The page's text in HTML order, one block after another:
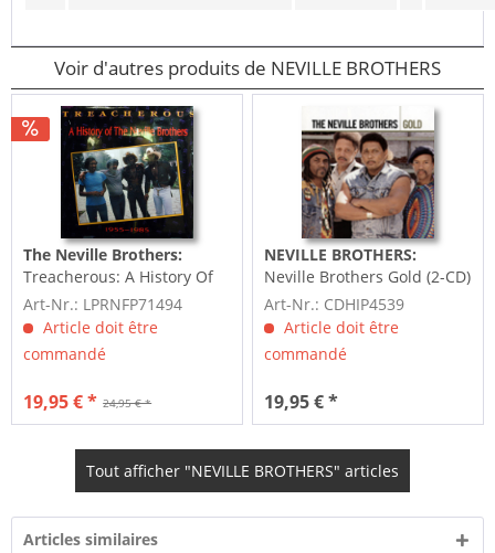
Voir d'autres produits de NEVILLE BROTHERS
The Neville Brothers:
Treacherous: A History Of
The Neville Brothers...
Art-Nr.: LPRNFP71494
Article doit être
commandé
24,95 € *
19,95 € *
NEVILLE BROTHERS:
Neville Brothers Gold (2-CD)
Art-Nr.: CDHIP4539
Article doit être
commandé
19,95 € *
Tout afficher "NEVILLE BROTHERS" articles
Articles similaires